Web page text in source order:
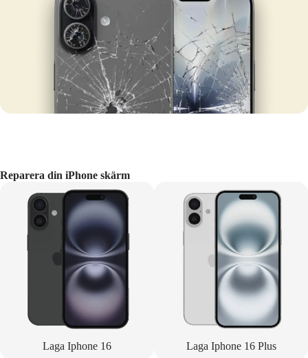
Reparera din iPhone skärm
Laga Iphone 16 Laga Iphone 16 Plus